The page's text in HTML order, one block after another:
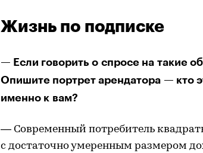
Жизнь по подписке
— Если говорить о спросе на такие
Опишите портрет арендатора — кто
именно к вам?
— Современный потребитель
с достаточно умеренным размером